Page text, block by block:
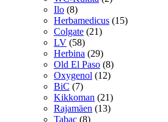
Ilo (8)
Herbamedicus (15)
Colgate (21)
LV (58)
Herbina (29)
Old El Paso (8)
Oxygenol (12)
BiC (7)
Kikkoman (21)
Rajamäen (13)
Tabac (8)